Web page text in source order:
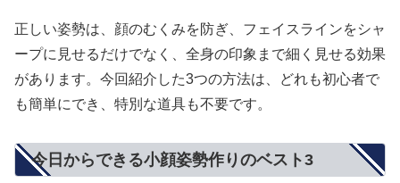
正しい姿勢は、顔のむくみを防ぎ、フェイスラインをシャ
ープに見せるだけでなく、全身の印象まで細く見せる効果
があります。今回紹介した3つの方法は、どれも初心者で
も簡単にでき、特別な道具も不要です。
今日からできる小顔姿勢作りのベスト3